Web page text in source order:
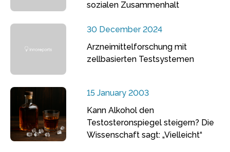
sozialen Zusammenhalt
30 December 2024
Arzneimittelforschung mit
zellbasierten Testsystemen
15 January 2003
Kann Alkohol den
Testosteronspiegel steigern? Die
Wissenschaft sagt: „Vielleicht“